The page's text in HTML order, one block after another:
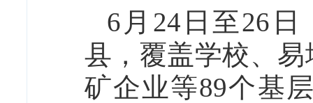
6月24日至26
县，覆盖学校、
矿企业等89个基